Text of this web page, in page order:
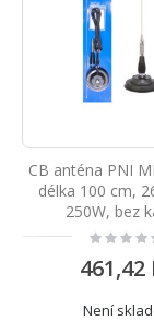
CB anténa PNI
délka 100 cm,
250W, bez
Rating:
0%
461,42
Není